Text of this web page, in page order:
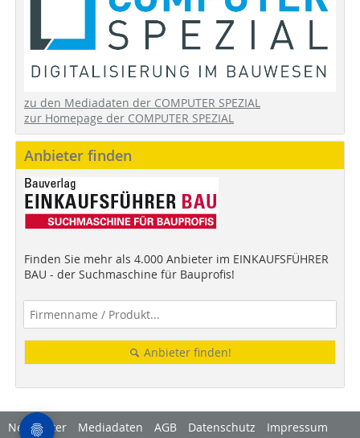
zu den Mediadaten der COMPUTER SPEZIAL
zur Homepage der COMPUTER SPEZIAL
Anbieter finden
Finden Sie mehr als 4.000 Anbieter im EINKAUFSFÜHRER
BAU - der Suchmaschine für Bauprofis!
Anbieter finden!
Newsletter Mediadaten AGB Datenschutz Impressum